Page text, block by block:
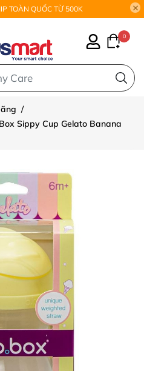
TOÀN QUỐC TỪ 500K
0
/
Sippy Cup Gelato Banana